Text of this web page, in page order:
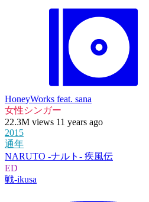
HoneyWorks feat. sana
女性シンガー
22.3M views 11 years ago
2015
通年
NARUTO -ナルト- 疾風伝
ED
戦-ikusa